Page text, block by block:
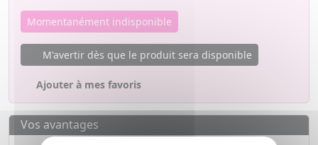
Momentanément indisponible
M'avertir dès que le produit sera disponible
Ajouter à mes favoris
Vos avantages